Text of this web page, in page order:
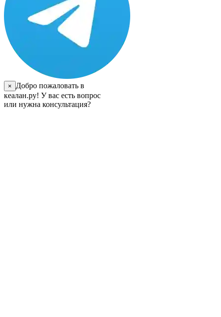
×
Добро пожаловать в
кеалан.ру! У вас есть вопрос
или нужна консультация?